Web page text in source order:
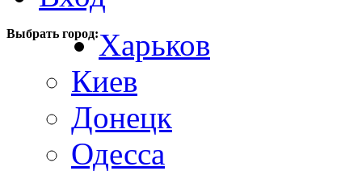
Выбрать город:Харьков
Киев
Донецк
Одесса